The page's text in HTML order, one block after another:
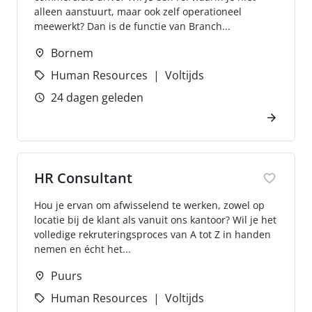
alleen aanstuurt, maar ook zelf operationeel
meewerkt? Dan is de functie van Branch...
Bornem
Human Resources
Voltijds
24 dagen geleden
HR Consultant
Hou je ervan om afwisselend te werken, zowel op
locatie bij de klant als vanuit ons kantoor? Wil je het
volledige rekruteringsproces van A tot Z in handen
nemen en écht het...
Puurs
Human Resources
Voltijds